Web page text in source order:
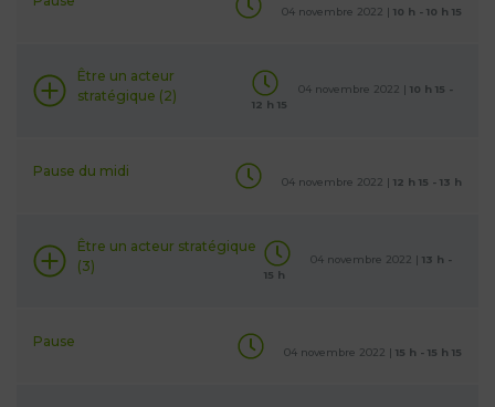
04 novembre 2022 | 10 h - 10 h 15
Être un acteur
stratégique (2)
04 novembre 2022 |10 h 15 -
12 h 15
Pause du midi
04 novembre 2022 | 12 h 15 - 13 h
Être un acteur stratégique
(3)
04 novembre 2022 | 13 h -
15 h
Pause
04 novembre 2022 | 15 h - 15 h 15